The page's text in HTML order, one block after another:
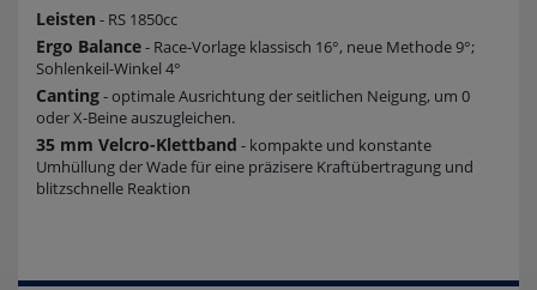
Leisten - RS 1850cc
Ergo Balance- Race-Vorlage klassisch 16°, neue Methode 9°;
Sohlenkeil-Winkel 4°
Canting- optimale Ausrichtung der seitlichen Neigung, um 0
oder X-Beine auszugleichen.
35 mm Velcro-Klettband - kompakte und konstante
Umhüllung der Wade für eine präzisere Kraftübertragung und
blitzschnelle Reaktion